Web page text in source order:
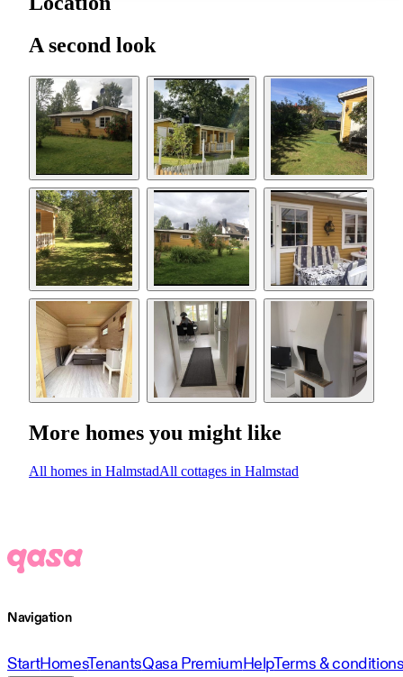
A second look
More homes you might like
All homes in HalmstadAll cottages in Halmstad
Navigation
StartHomesTenantsQasa PremiumHelpTerms &